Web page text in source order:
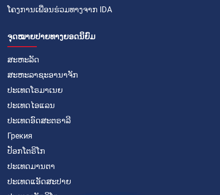
ໂຄງການເພື່ອນຮ່ວມທາງຈາກ IDA
ຈຸດໝາຍປາຍທາງຍອດນິຍົມ
ສະຫະລັດ
ສະຫະລາຊະອານາຈັກ
ປະເທດໂຣມາເນຍ
ປະເທດໄອແລນ
ປະເທດອົດສະຕຣາລີ
Грекия
ປັອກໂຕຣິໂກ
ປະເທດມານຕາ
ປະເທດແອັດສະປາຍ